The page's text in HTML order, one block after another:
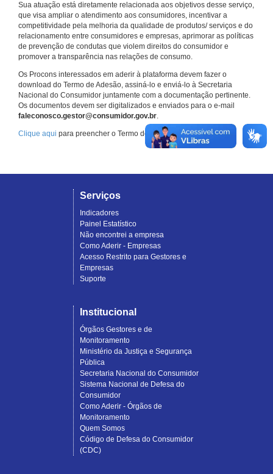
Sua atuação está diretamente relacionada aos objetivos desse serviço,
que visa ampliar o atendimento aos consumidores, incentivar a
competitividade pela melhoria da qualidade de produtos/ serviços e do
relacionamento entre consumidores e empresas, aprimorar as políticas
de prevenção de condutas que violem direitos do consumidor e
promover a transparência nas relações de consumo.
Os Procons interessados em aderir à plataforma devem fazer o
download do Termo de Adesão, assiná-lo e enviá-lo à Secretaria
Nacional do Consumidor juntamente com a documentação pertinente.
Os documentos devem ser digitalizados e enviados para o e-mail
faleconosco.gestor@consumidor.gov.br.
Clique aqui para preencher o Termo de Adesão.
Serviços
Indicadores
Painel Estatístico
Não encontrei a empresa
Como Aderir - Empresas
Acesso Restrito para Gestores e
Empresas
Suporte
Institucional
Órgãos Gestores e de
Monitoramento
Ministério da Justiça e Segurança
Pública
Secretaria Nacional do Consumidor
Sistema Nacional de Defesa do
Consumidor
Como Aderir - Órgãos de
Monitoramento
Quem Somos
Código de Defesa do Consumidor
(CDC)